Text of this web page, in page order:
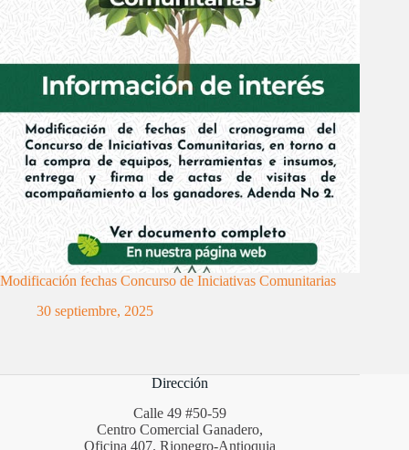
Modificación fechas Concurso de Iniciativas Comunitarias
30 septiembre, 2025
Dirección
Calle 49 #50-59
Centro Comercial Ganadero,
Oficina 407. Rionegro-Antioquia